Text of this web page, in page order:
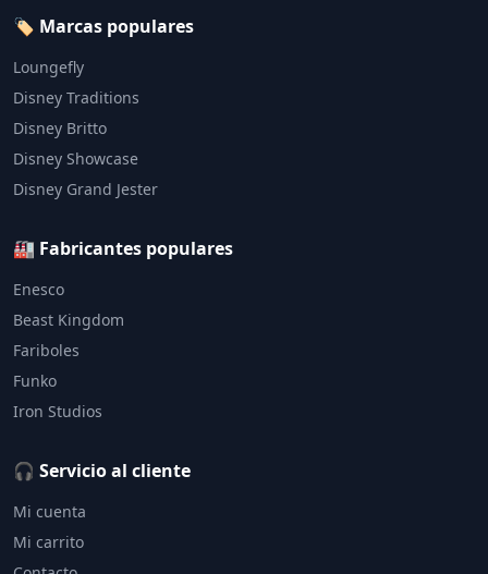
🏷️ Marcas populares
Loungefly
Disney Traditions
Disney Britto
Disney Showcase
Disney Grand Jester
🏭 Fabricantes populares
Enesco
Beast Kingdom
Fariboles
Funko
Iron Studios
🎧 Servicio al cliente
Mi cuenta
Mi carrito